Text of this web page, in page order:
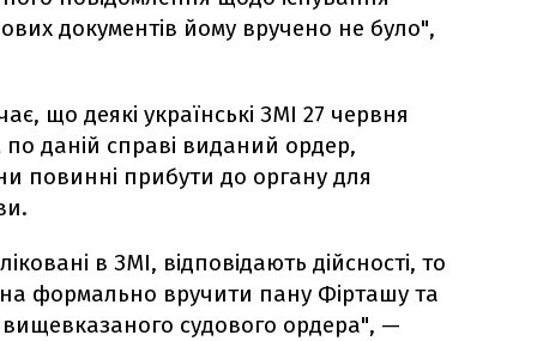
документів йому вручено не було",
що деякі українські ЗМІ 27 червня
даній справі виданий ордер,
повинні прибути до органу для
в ЗМІ, відповідають дійсності, то
формально вручити пану Фірташу та
судового ордера", —